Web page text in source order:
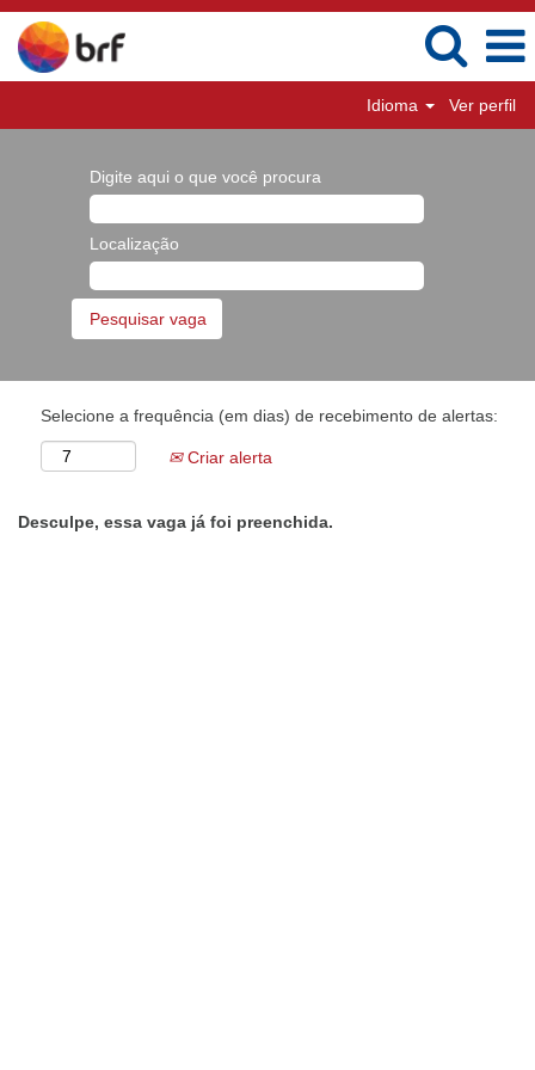
Idioma Ver perfil
Digite aqui o que você procura
Localização
Selecione a frequência (em dias) de recebimento de alertas:
Criar alerta
Desculpe, essa vaga já foi preenchida.